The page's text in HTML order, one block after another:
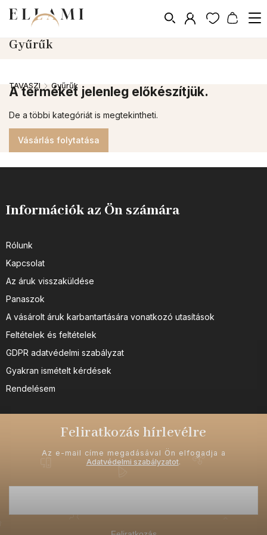
TAVASZI / Gyűrűk
Gyűrűk
A terméket jelenleg előkészítjük.
De a többi kategóriát is megtekintheti.
Vásárlás folytatása
Információk az Ön számára
Rólunk
Kapcsolat
Az áruk visszaküldése
Panaszok
A vásárolt áruk karbantartására vonatkozó utasítások
Feltételek és feltételek
GDPR adatvédelmi szabályzat
Gyakran ismételt kérdések
Rendelésem
Feliratkozás hírlevélre
Az e-mail címe megadásával Ön elfogadja a
Adatvédelmi szabályzatot.